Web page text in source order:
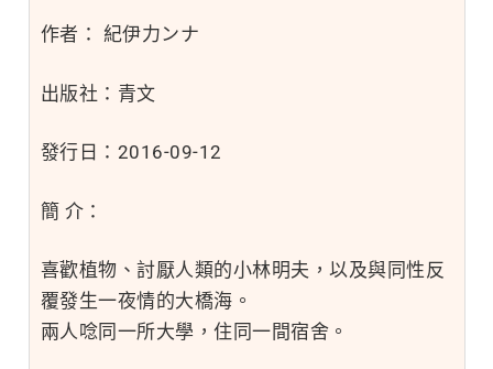
作者： 紀伊力ンナ
出版社：青文
發行日：2016-09-12
簡 介：
喜歡植物、討厭人類的小林明夫，以及與同性反
覆發生一夜情的大橋海。
兩人唸同一所大學，住同一間宿舍。